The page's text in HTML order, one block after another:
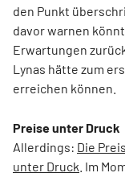
den Punkt
davor warnen
Erwartungen
Lynas hätte zum
erreichen können.
Preise unter Druck
Allerdings: Die
unter Druck . Im